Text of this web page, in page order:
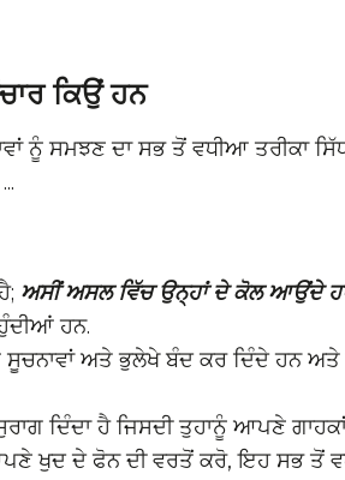
ਕਿਉਂ ਹਨ
ਨੂੰ ਸਮਝਣ ਦਾ ਸਭ ਤੋਂ ਵਧੀਆ ਤਰੀਕਾ
ਅਸੀਂ ਅਸਲ ਵਿੱਚ ਉਨ੍ਹਾਂ ਦੇ ਕੋਲ ਆਉਂਦੇ
ਹਨ.
ਅਤੇ ਭੁਲੇਖੇ ਬੰਦ ਕਰ ਦਿੰਦੇ ਹਨ ਅਤੇ
ਦਿੰਦਾ ਹੈ ਜਿਸਦੀ ਤੁਹਾਨੂੰ ਆਪਣੇ
ਖੁਦ ਦੇ ਫੋਨ ਦੀ ਵਰਤੋਂ ਕਰੋ, ਇਹ ਸਭ ਤੋਂ